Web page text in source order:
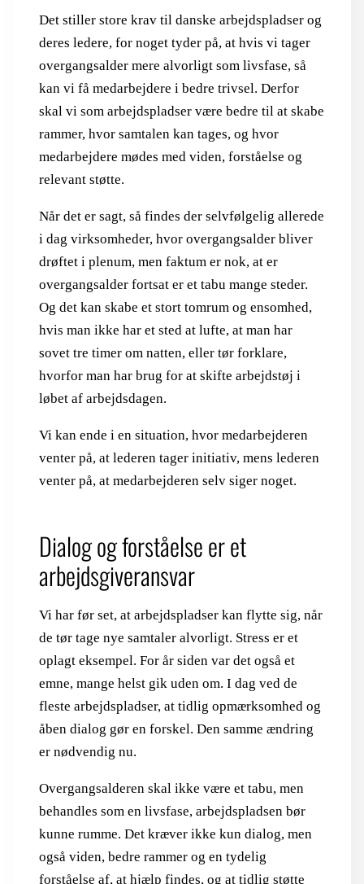
Det stiller store krav til danske arbejdspladser og
deres ledere, for noget tyder på, at hvis vi tager
overgangsalder mere alvorligt som livsfase, så
kan vi få medarbejdere i bedre trivsel. Derfor
skal vi som arbejdspladser være bedre til at skabe
rammer, hvor samtalen kan tages, og hvor
medarbejdere mødes med viden, forståelse og
relevant støtte.
Når det er sagt, så findes der selvfølgelig allerede
i dag virksomheder, hvor overgangsalder bliver
drøftet i plenum, men faktum er nok, at er
overgangsalder fortsat er et tabu mange steder.
Og det kan skabe et stort tomrum og ensomhed,
hvis man ikke har et sted at lufte, at man har
sovet tre timer om natten, eller tør forklare,
hvorfor man har brug for at skifte arbejdstøj i
løbet af arbejdsdagen.
Vi kan ende i en situation, hvor medarbejderen
venter på, at lederen tager initiativ, mens lederen
venter på, at medarbejderen selv siger noget.
Dialog og forståelse er et
arbejdsgiveransvar
Vi har før set, at arbejdspladser kan flytte sig, når
de tør tage nye samtaler alvorligt. Stress er et
oplagt eksempel. For år siden var det også et
emne, mange helst gik uden om. I dag ved de
fleste arbejdspladser, at tidlig opmærksomhed og
åben dialog gør en forskel. Den samme ændring
er nødvendig nu.
Overgangsalderen skal ikke være et tabu, men
behandles som en livsfase, arbejdspladsen bør
kunne rumme. Det kræver ikke kun dialog, men
også viden, bedre rammer og en tydelig
forståelse af, at hjælp findes, og at tidlig støtte